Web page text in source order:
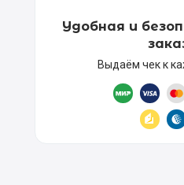
Удобная и
Выдаём чек к